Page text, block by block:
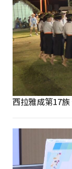
西拉雅成第17